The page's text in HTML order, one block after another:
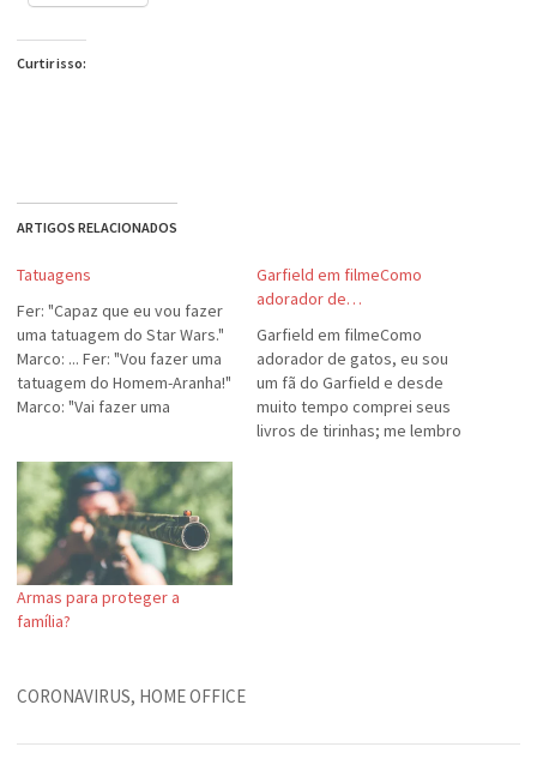
Curtir isso:
ARTIGOS RELACIONADOS
Tatuagens
Fer: "Capaz que eu vou fazer
uma tatuagem do Star Wars."
Marco: ... Fer: "Vou fazer uma
tatuagem do Homem-Aranha!"
Marco: "Vai fazer uma
Garfield em filmeComo
adorador de…
Garfield em filmeComo
adorador de gatos, eu sou
um fã do Garfield e desde
muito tempo comprei seus
livros de tirinhas; me lembro
Armas para proteger a
família?
CORONAVIRUS, HOME OFFICE